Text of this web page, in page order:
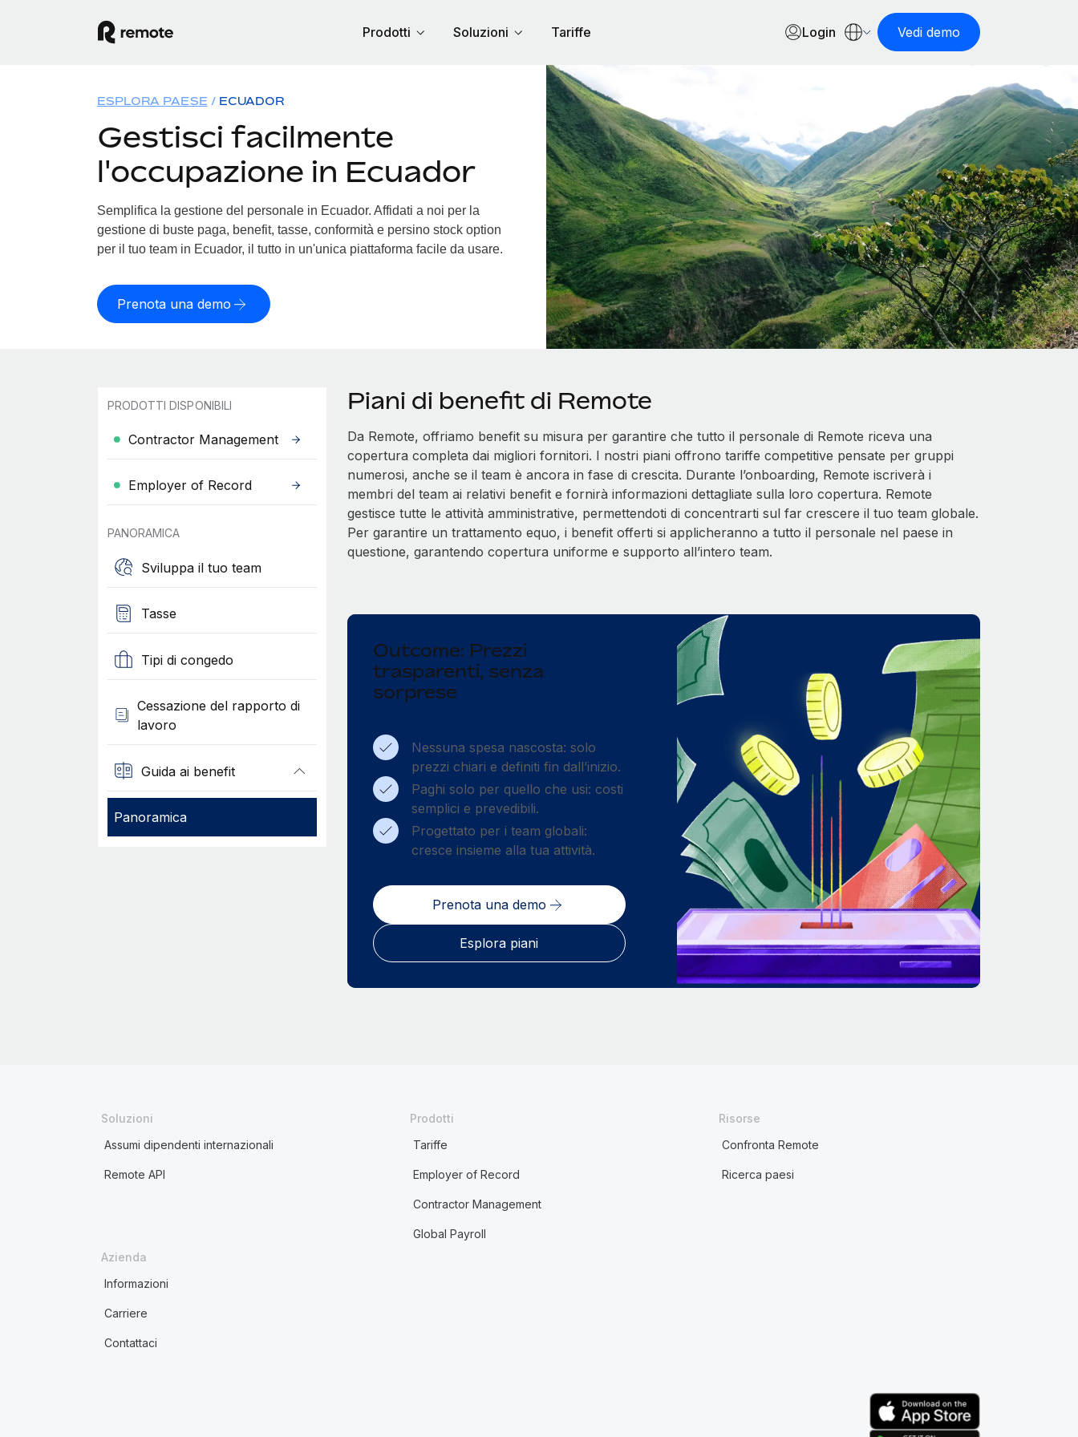
Prodotti Soluzioni Tariffe Login Vedi demo
ESPLORA PAESE ECUADOR
Gestisci facilmente
l'occupazione in Ecuador
Semplifica la gestione del personale in Ecuador. Affidati a noi per la
gestione di buste paga, benefit, tasse, conformità e persino stock option
per il tuo team in Ecuador, il tutto in un'unica piattaforma facile da usare.
Prenota una demo
PRODOTTI DISPONIBILI
Contractor Management
Employer of Record
PANORAMICA
Sviluppa il tuo team
Tasse
Tipi di congedo
Cessazione del rapporto di
lavoro
Guida ai benefit
Panoramica
Piani di benefit di Remote
Da Remote, offriamo benefit su misura per garantire che tutto il personale di Remote riceva una
copertura completa dai migliori fornitori. I nostri piani offrono tariffe competitive pensate per gruppi
numerosi, anche se il team è ancora in fase di crescita. Durante l’onboarding, Remote iscriverà i
membri del team ai relativi benefit e fornirà informazioni dettagliate sulla loro copertura. Remote
gestisce tutte le attività amministrative, permettendoti di concentrarti sul far crescere il tuo team globale.
Per garantire un trattamento equo, i benefit offerti si applicheranno a tutto il personale nel paese in
questione, garantendo copertura uniforme e supporto all’intero team.
Outcome: Prezzi
trasparenti, senza
sorprese
Nessuna spesa nascosta: solo
prezzi chiari e definiti fin dall’inizio.
Paghi solo per quello che usi: costi
semplici e prevedibili.
Progettato per i team globali:
cresce insieme alla tua attività.
Prenota una demo
Esplora piani
Soluzioni
Assumi dipendenti internazionali
Remote API
Prodotti
Tariffe
Employer of Record
Contractor Management
Global Payroll
Risorse
Confronta Remote
Ricerca paesi
Azienda
Informazioni
Carriere
Contattaci